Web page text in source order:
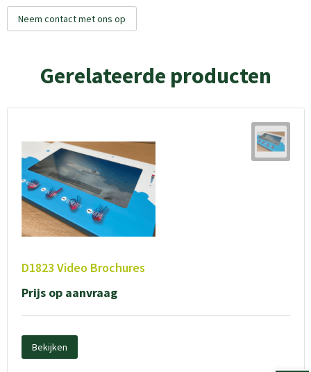
Neem contact met ons op
Gerelateerde producten
D1823 Video Brochures
Prijs op aanvraag
Bekijken